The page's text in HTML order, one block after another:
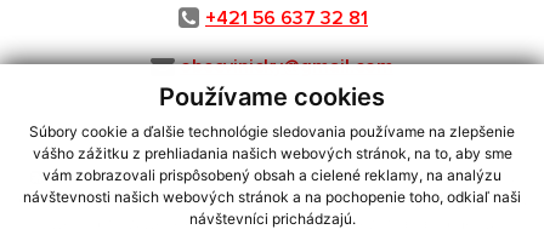
Používame cookies
Súbory cookie a ďalšie technológie sledovania používame na zlepšenie
vášho zážitku z prehliadania našich webových stránok, na to, aby sme
vám zobrazovali prispôsobený obsah a cielené reklamy, na analýzu
návštevnosti našich webových stránok a na pochopenie toho, odkiaľ naši
návštevníci prichádzajú.
+421 56 637 32 81
obecvinicky@gmail.com
využite možnosť získavania aktuálnych informácií s využitím RSS
CMS systém (redakčný) systém ECHELON 2,Mapa stránok,web portál
webex.digital, s.r.o.,domény,registrácia domény